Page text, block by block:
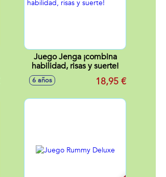
Juego Jenga ¡combina
habilidad, risas y suerte!
6 años 18,95 €